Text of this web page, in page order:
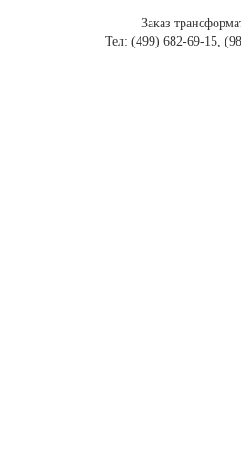
Заказ
Тел: (499) 682-69-15,